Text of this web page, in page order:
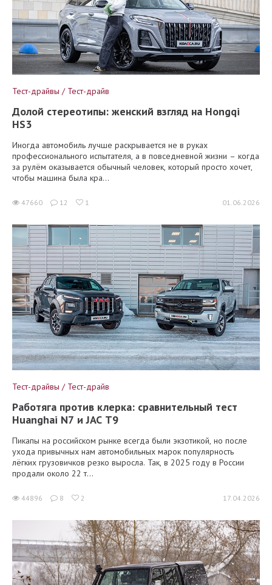
Тест-драйвы / Тест-драйв
Долой стереотипы: женский взгляд на Hongqi
HS3
Иногда автомобиль лучше раскрывается не в руках
профессионального испытателя, а в повседневной жизни – когда
за рулём оказывается обычный человек, который просто хочет,
чтобы машина была кра...
47660 12 1 01.06.2026
Тест-драйвы / Тест-драйв
Работяга против клерка: сравнительный тест
Huanghai N7 и JAC T9
Пикапы на российском рынке всегда были экзотикой, но после
ухода привычных нам автомобильных марок популярность
лёгких грузовичков резко выросла. Так, в 2025 году в России
продали около 22 т...
44896 8 2 17.04.2026